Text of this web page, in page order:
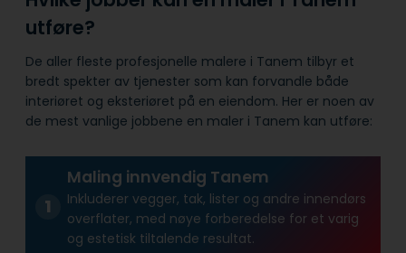
utføre?
De aller fleste profesjonelle malere i Tanem tilbyr et
bredt spekter av tjenester som kan forvandle både
interiøret og eksteriøret på en eiendom. Her er noen av
de mest vanlige jobbene en maler i Tanem kan utføre:
Maling innvendig Tanem
Inkluderer vegger, tak, lister og andre innendørs
overflater, med nøye forberedelse for et varig
og estetisk tiltalende resultat.